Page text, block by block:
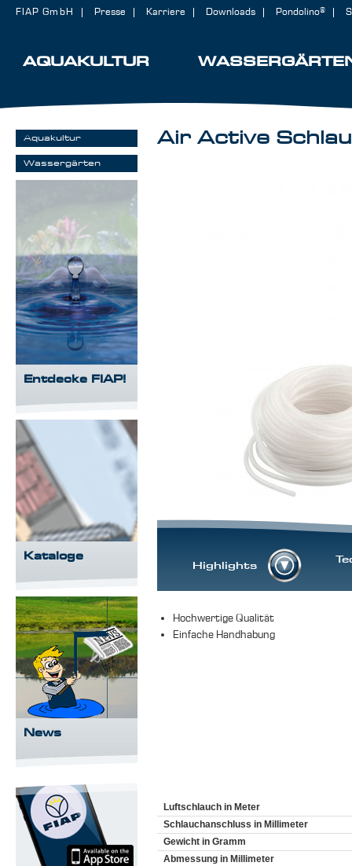
AQUAKULTUR
FIAP GmbH Presse Karriere Downloads Pondolino®
Air Active
Highlights
Hochwertige Qualität
Einfache Handhabung
Luftschlauch in Meter
Schlauchanschluss in Millimeter
Gewicht in Gramm
Abmessung in Millimeter
Aquakultur
Wassergärten
Entdecke FIAP!
Kataloge
News